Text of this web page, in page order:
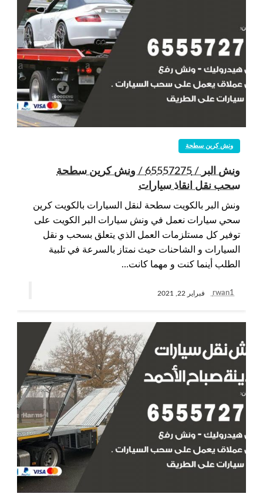
ونش كرين سطحة
ونش البر / 65557275 / ونش كرين سطحة
سحب نقل انقاذ سيارات
ونش البر بالكويت سطحة لنقل السيارات بالكويت كرين
سحي سيارات نعمل في ونش سيارات البر الكويت على
توفير كل مستلزمات العمل الذي يتعلق بسحب و نقل
السيارات و الشاحنات حيث نمتاز بالسرعة في تلبية
الطلب أينما كنت و مهما كانت…
rwan1 فبراير 22, 2021